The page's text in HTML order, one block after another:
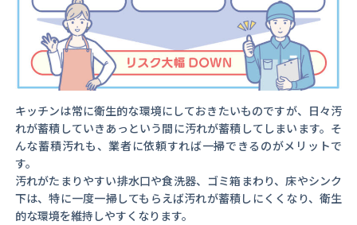
キッチンは常に衛生的な環境にしておきたいものですが、日々汚
れが蓄積していきあっという間に汚れが蓄積してしまいます。そ
んな蓄積汚れも、業者に依頼すれば一掃できるのがメリットで
す。
汚れがたまりやすい排水口や食洗器、ゴミ箱まわり、床やシンク
下は、特に一度一掃してもらえば汚れが蓄積しにくくなり、衛生
的な環境を維持しやすくなります。